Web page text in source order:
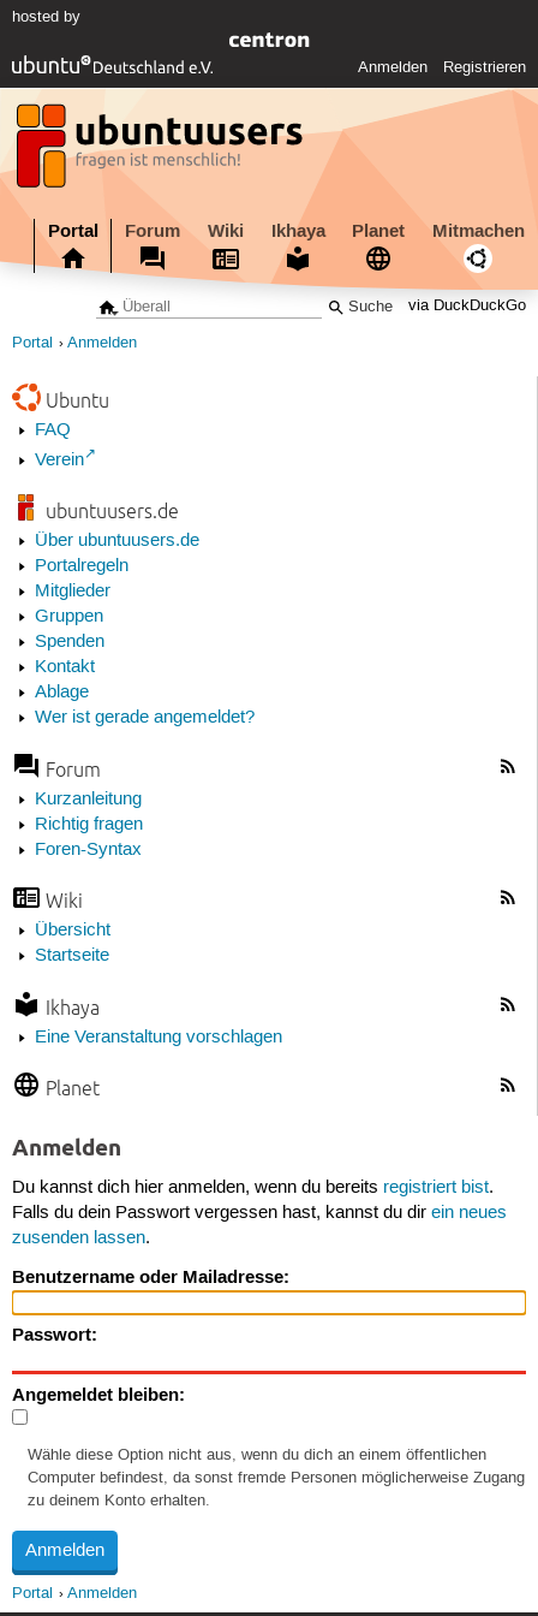
hosted by
Anmelden Registrieren
Portal Forum Wiki Ikhaya Planet Mitmachen
via DuckDuckGo
Portal Anmelden
Ubuntu
FAQ
Verein
ubuntuusers.de
Über ubuntuusers.de
Portalregeln
Mitglieder
Gruppen
Spenden
Kontakt
Ablage
Wer ist gerade angemeldet?
Forum
Kurzanleitung
Richtig fragen
Foren-Syntax
Wiki
Übersicht
Startseite
Ikhaya
Eine Veranstaltung vorschlagen
Planet
Anmelden
Du kannst dich hier anmelden, wenn du bereits registriert bist.
Falls du dein Passwort vergessen hast, kannst du dir ein neues
zusenden lassen.
Benutzername oder Mailadresse:
Passwort:
Angemeldet bleiben:
Wähle diese Option nicht aus, wenn du dich an einem öffentlichen
Computer befindest, da sonst fremde Personen möglicherweise Zugang
zu deinem Konto erhalten.
Portal Anmelden